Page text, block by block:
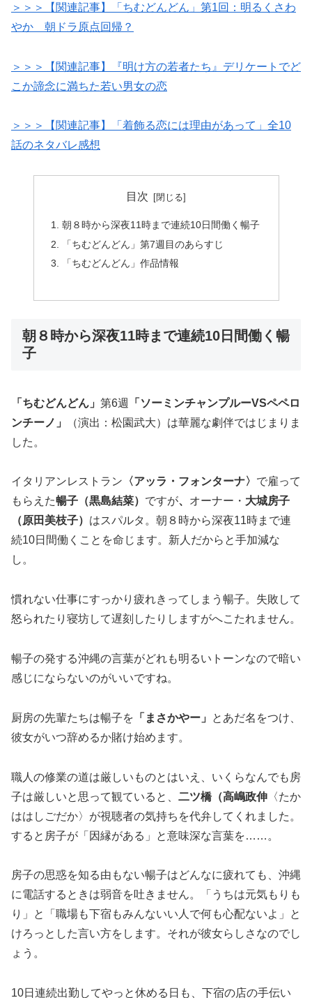
＞＞＞【関連記事】「ちむどんどん」第1回：明るくさわ
やか 朝ドラ原点回帰？
＞＞＞【関連記事】『明け方の若者たち』デリケートでど
こか諦念に満ちた若い男女の恋
＞＞＞【関連記事】「着飾る恋には理由があって」全10
話のネタバレ感想
目次
朝８時から深夜11時まで連続10日間働く暢子
「ちむどんどん」第7週目のあらすじ
「ちむどんどん」作品情報
朝８時から深夜11時まで連続10日間働く暢
子
「ちむどんどん」 第6週
「ソーミンチャンプルーVSペペロ
ンチーノ」
（演出：松園武大）は華麗な劇伴ではじまりま
した。
イタリアンレストラン 〈アッラ・フォンターナ〉 で雇って
もらえた暢子（黒島結菜） ですが、 オーナー・ 大城房子
（原田美枝子） はスパルタ。朝８時から深夜11時まで連
続10日間働くことを命じます。新人だからと手加減な
し。
慣れない仕事にすっかり疲れきってしまう暢子。失敗して
怒られたり寝坊して遅刻したりしますがへこたれません。
暢子の発する沖縄の言葉がどれも明るいトーンなので暗い
感じにならないのがいいですね。
厨房の先輩たちは暢子を 「まさかやー」
とあだ名をつけ、
彼女がいつ辞めるか賭け始めます。
職人の修業の道は厳しいものとはいえ、いくらなんでも房
子は厳しいと思って観ていると、 二ツ橋（高嶋政伸 〈たか
ははしごだか〉が視聴者の気持ちを代弁してくれました。
すると房子が「因縁がある」と意味深な言葉を……。
房子の思惑を知る由もない暢子はどんなに疲れても、沖縄
に電話するときは弱音を吐きません。「うちは元気もりも
り」と「職場も下宿もみんないい人で何も心配ないよ」と
けろっとした言い方をします。それが彼女らしさなのでし
ょう。
10日連続出勤してやっと休める日も、下宿の店の手伝い